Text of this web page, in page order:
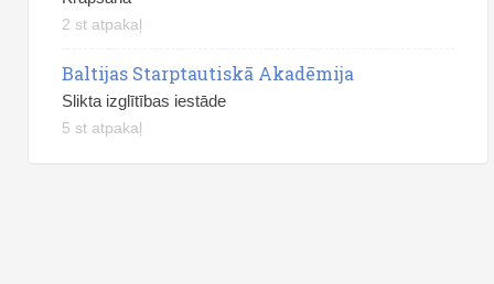
2 st atpakaļ
Baltijas Starptautiskā Akadēmija
Slikta izglītības iestāde
5 st atpakaļ